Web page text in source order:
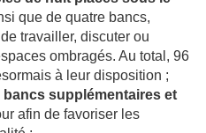
que de quatre bancs,
travailler, discuter ou
ombragés. Au total, 96
à leur disposition ;
bancs supplémentaires et
afin de favoriser les